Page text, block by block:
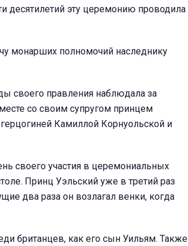
десятилетий эту церемонию проводила
монарших полномочий наследнику
своего правления наблюдала за
со своим супругом принцем
Камиллой Корнуольской и
своего участия в церемониальных
Принц Уэльский уже в третий раз
два раза он возлагал венки, когда
британцев, как его сын Уильям. Также